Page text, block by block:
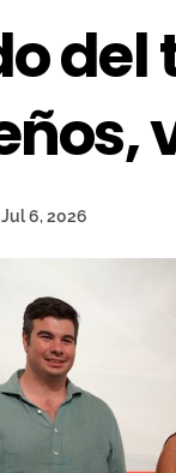
del
Jul 6, 2026